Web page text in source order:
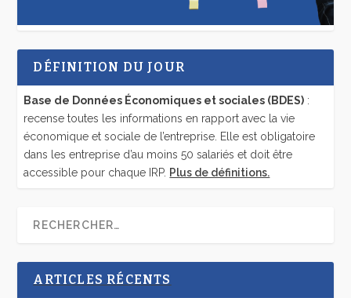
DÉFINITION DU JOUR
Base de Données Économiques et sociales (BDES) :
recense toutes les informations en rapport avec la vie
économique et sociale de l’entreprise. Elle est obligatoire
dans les entreprise d’au moins 50 salariés et doit être
accessible pour chaque IRP. Plus de définitions.
ARTICLES RÉCENTS